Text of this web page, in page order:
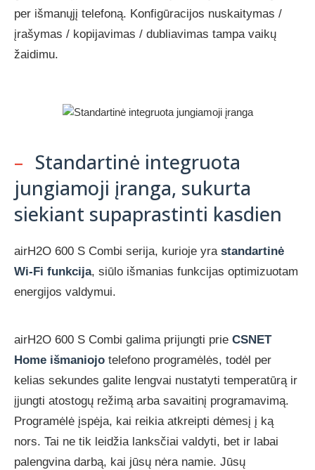
per išmanųjį telefoną. Konfigūracijos nuskaitymas /
įrašymas / kopijavimas / dubliavimas tampa vaikų
žaidimu.
– Standartinė integruota
jungiamoji įranga, sukurta
siekiant supaprastinti kasdien
airH2O 600 S Combi serija, kurioje yra standartinė
Wi-Fi funkcija, siūlo išmanias funkcijas optimizuotam
energijos valdymui.
airH2O 600 S Combi galima prijungti prie CSNET
Home išmaniojo telefono programėlės, todėl per
kelias sekundes galite lengvai nustatyti temperatūrą ir
įjungti atostogų režimą arba savaitinį programavimą.
Programėlė įspėja, kai reikia atkreipti dėmesį į ką
nors. Tai ne tik leidžia lanksčiai valdyti, bet ir labai
palengvina darbą, kai jūsų nėra namie. Jūsų